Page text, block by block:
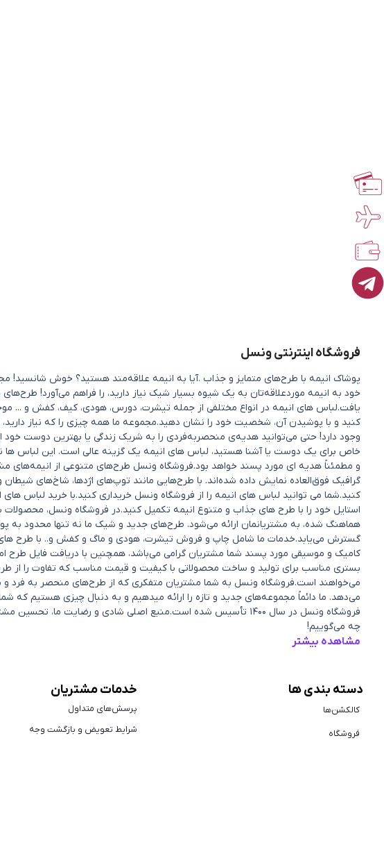
فروشگاه اینترنتی ونسل
پوشاک انیمه با طرح‌های متمایز و جذاب .آیا به انیمه علاقه‌مند هستید؟ خوش شانسید!
خود به انیمه موردعلاقه‌تان به یک شیوه بسیار شیک نیاز دارید، را فراهم می‌آورد!
یافت.لباس های انیمه در انواع مختلفی از جمله تیشرت، دورس، هودی، کیف، کفش و ...
کنید و با پوشیدن آن، شخصیت خود را نشان دهید.مجموعه ما همه چیزی را که نیاز
وجود دارد! حتی می‌توانید هدیه‌ی منحصربه‌فردی را به شریک زندگی یا بهترین دوست
خاص برای یک دوست یا آشنا هستید، لباس های انیمه یک گزینه عالی است. این لباس
و مطمئناً هدیه ای مورد پسند خواهد بود.فروشگاه ونسل طرح‌های متنوعی از انیمه‌های
گرافیک فوق‌العاده نمایش داده شده‌اند. با طرح‌هایی مانند توپ‌های اژدها، شاخ‌های
کنید.شما می توانید لباس های انیمه را از فروشگاه ونسل خریداری کنید.با خرید لباس
استایل خود را با طرح های جذاب و متنوع انیمه تکمیل کنید.در فروشگاه ونسل، محصولات
هماهنگ شده، به مشتریانمان ارائه می‌شود. طرح‌های جدید و شیک ما نه تنها محدود به
گسترش می‌یابد.خدمات ما شامل چاپ و فروش تیشرت، هودی و ماگ و کفش و.. با طرح های
کامیک و موسیقی مورد پسند شما مشتریان گرامی می‌باشد، همچنین با دریافت فایل طرح
بستری مناسب برای تولید و ساخت محصولاتی با کیفیت و قیمت مناسب که تفاوت را از
می‌خواهند است.فروشگاه ونسل به شما مشتریان متفکری که از طرح‌های منحصر به‌ فرد و
می‌دهد. ما دائماً مجموعه‌های جدید و تازه را ارائه میدهیم و به دنبال چیزی هستیم که
فروشگاه ونسل در سال ۱۴۰۰ تأسیس شده است.منبع اصلی شادی و رضایت
چه می‌گوییم!
مشاهده بیشتر
دسته بندی ها
کالکشن‌ها
فروشگاه
خدمات مشتریان
پرسش‌های متداول
شرایط تعویض و بازگشت وجه